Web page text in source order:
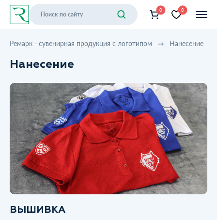
0 0
Ремарк - сувенирная продукция с логотипом Нанесение
Нанесение
ВЫШИВКА